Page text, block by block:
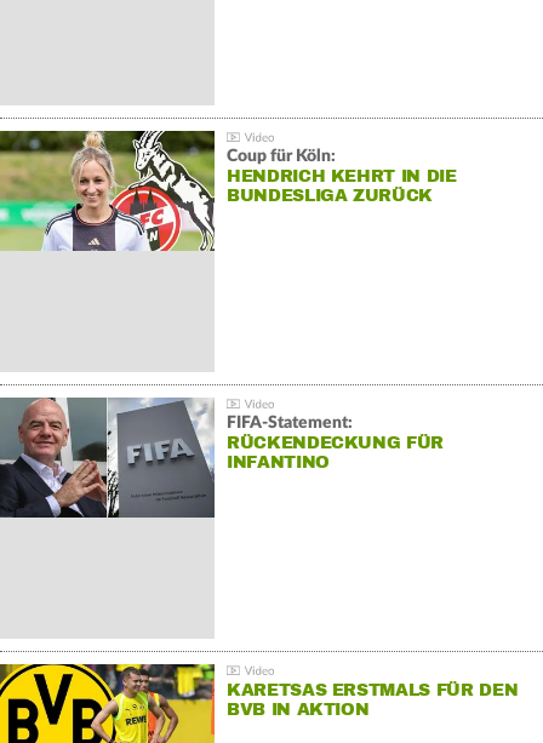
Coup für Köln:
HENDRICH KEHRT IN DIE
BUNDESLIGA ZURÜCK
FIFA-Statement:
RÜCKENDECKUNG FÜR
INFANTINO
KARETSAS ERSTMALS FÜR DEN
BVB IN AKTION